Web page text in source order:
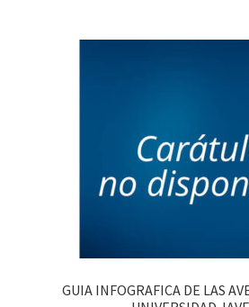
GUIA INFOGRAFICA DE LAS